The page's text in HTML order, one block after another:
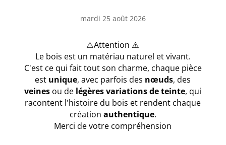
mardi 25 août 2026
⚠️Attention ⚠️
Le bois est un matériau naturel et vivant.
C'est ce qui fait tout son charme, chaque pièce
est unique, avec parfois des nœuds, des
veines ou de légères variations de teinte, qui
racontent l'histoire du bois et rendent chaque
création authentique.
Merci de votre compréhension